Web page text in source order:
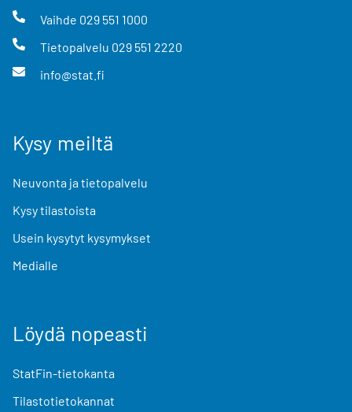
Vaihde 029 551 1000
Tietopalvelu 029 551 2220
info@stat.fi
Kysy meiltä
Neuvonta ja tietopalvelu
Kysy tilastoista
Usein kysytyt kysymykset
Medialle
Löydä nopeasti
StatFin-tietokanta
Tilastotietokannat